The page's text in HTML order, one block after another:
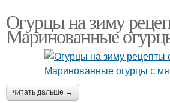
Огурцы на зиму
Маринованные
читать дальше →